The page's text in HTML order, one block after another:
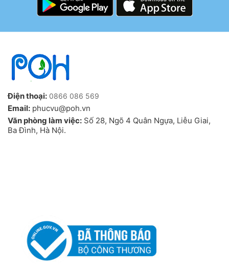
Điện thoại: 0866 086 569
Email: phucvu@poh.vn
Văn phòng làm việc: Số 28, Ngõ 4 Quân Ngựa, Liễu Giai,
Ba Đình, Hà Nội.